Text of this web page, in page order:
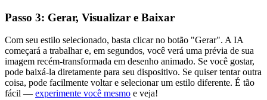
Passo 3: Gerar, Visualizar e Baixar
Com seu estilo selecionado, basta clicar no botão "Gerar". A IA
começará a trabalhar e, em segundos, você verá uma prévia de sua
imagem recém-transformada em desenho animado. Se você gostar,
pode baixá-la diretamente para seu dispositivo. Se quiser tentar outra
coisa, pode facilmente voltar e selecionar um estilo diferente. É tão
fácil — experimente você mesmo e veja!